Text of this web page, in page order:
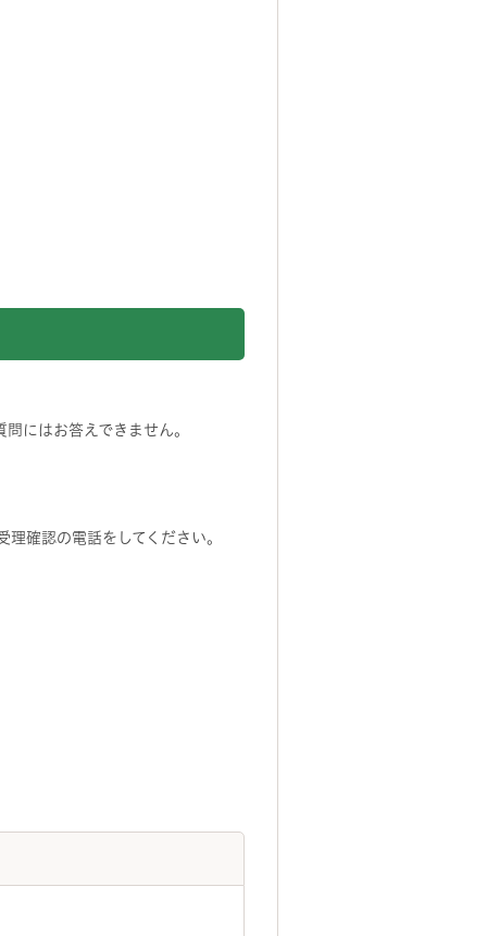
にはお答えできません。
確認の電話をしてください。